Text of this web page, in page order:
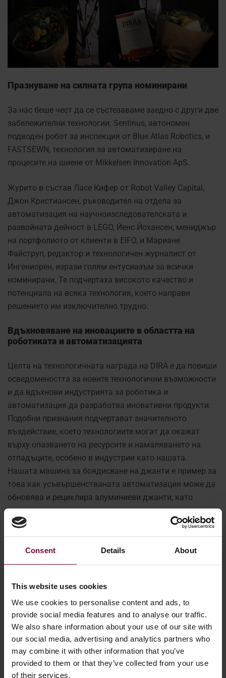
Consent Details About
This website uses cookies
We use cookies to personalise content and ads, to
provide social media features and to analyse our traffic.
We also share information about your use of our site with
our social media, advertising and analytics partners who
may combine it with other information that you’ve
provided to them or that they’ve collected from your use
of their services.
Празнуване на силната група номинирани
За нас беше чест да се състезаваме заедно с други две
забележителни технологии: Sentinus, автономен
подводен робот за инспекция от Blue Atlas Robotics, и
FASTSEWN, технология за автоматизиране на
процесите на шиене от Mikkelsen Innovation ApS.
Журито в състав Ласе Кифер от Robot Valley Capital,
Джон Кристиансен, ръководител на отдела за
автоматизация на научноизследователската и
развойната дейност в LEGO, Йенс Йохансен, мениджър
на портфолиото от клиенти в EIFO, и Мариане
Файструп, редактор и технологичен журналист от
Ингениорен, изрази голям ентусиазъм за всички
номинирани. Те подчертаха високото качество и
потенциала на всяка технология, което направи
решението им изключително трудно.
Вдъхновяване на иновациите в областта на
роботиката и автоматизацията
Целта на технологичната награда на DIRA е да повиши
осведомеността за новите технологични възможности
и да вдъхнови индустрията за роботика и
автоматизация да разработва иновативни продукти.
Подобни признания подчертават значителното
въздействие, което технологиите могат да окажат
върху опазването на ресурсите и намаляването на
отпадъците, особено в индустрии като нашата.
Нашата машина за боядисване на джанти е пример за
това как усъвършенстваната автоматизация може да
обновява и рециклира алуминиеви джанти, като
свежда до минимум отпадъците и намалява
екологичния отпечатък от производството на
алуминий.
Горди сме, че нашата машина за боядисване на
нетърпение да продължим да стимулираме
иновациите и устойчивостта в нашата област.
Благодарим на DIRA и на уважаемото жури за тази
невероятна чест. Поздравяваме всички номинирани
за техния изключителен принос към технологиите и
иновациите.